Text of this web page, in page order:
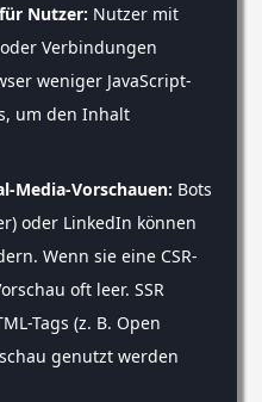
Nutzer: Nutzer mit
Verbindungen
weniger JavaScript-
um den Inhalt
Media-Vorschauen: Bots
oder LinkedIn können
Wenn sie eine CSR-
oft leer. SSR
Tags (z. B. Open
genutzt werden